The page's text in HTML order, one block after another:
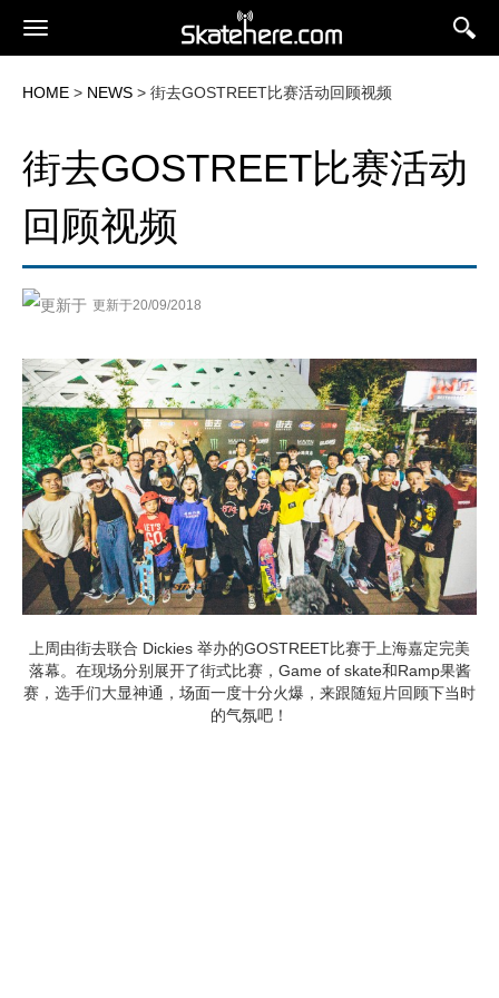
HOME > NEWS > 街去GOSTREET比赛活动回顾视频
街去GOSTREET比赛活动
回顾视频
更新于20/09/2018
上周由街去联合 Dickies 举办的GOSTREET比赛于上海嘉定完美
落幕。在现场分别展开了街式比赛，Game of skate和Ramp果酱
赛，选手们大显神通，场面一度十分火爆，来跟随短片回顾下当时
的气氛吧！